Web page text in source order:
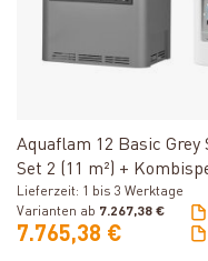
Aquaflam 12 Basic
Set 2 (11 m²) +
SWT
Lieferzeit: 1 bis 3 Werktage
Varianten ab 7.267,38 €
7.765,38 €